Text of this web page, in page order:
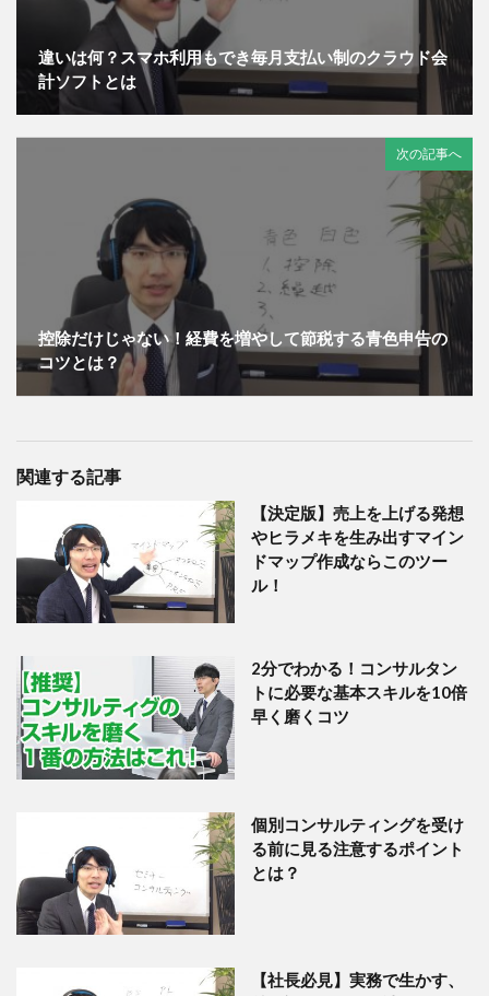
違いは何？スマホ利用もでき毎月支払い制のクラウド会
計ソフトとは
次の記事へ
控除だけじゃない！経費を増やして節税する青色申告の
コツとは？
関連する記事
【決定版】売上を上げる発想
やヒラメキを生み出すマイン
ドマップ作成ならこのツー
ル！
2分でわかる！コンサルタン
トに必要な基本スキルを10倍
早く磨くコツ
個別コンサルティングを受け
る前に見る注意するポイント
とは？
【社長必見】実務で生かす、